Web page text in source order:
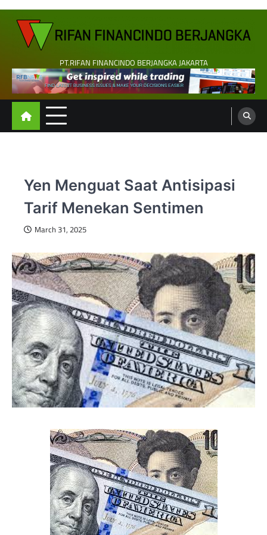
Skip
content
PT.RIFAN FINANCINDO BERJANGKA JAKARTA
Yen Menguat Saat Antisipasi
Tarif Menekan Sentimen
March 31, 2025